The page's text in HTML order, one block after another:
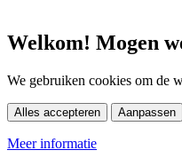
Welkom! Mogen
We gebruiken cookies om de
Alles accepteren Aanpassen
Meer informatie